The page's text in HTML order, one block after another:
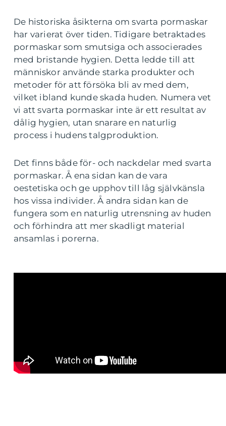
De historiska åsikterna om svarta pormaskar
har varierat över tiden. Tidigare betraktades
pormaskar som smutsiga och associerades
med bristande hygien. Detta ledde till att
människor använde starka produkter och
metoder för att försöka bli av med dem,
vilket ibland kunde skada huden. Numera vet
vi att svarta pormaskar inte är ett resultat av
dålig hygien, utan snarare en naturlig
process i hudens talgproduktion.
Det finns både för- och nackdelar med svarta
pormaskar. Å ena sidan kan de vara
oestetiska och ge upphov till låg självkänsla
hos vissa individer. Å andra sidan kan de
fungera som en naturlig utrensning av huden
och förhindra att mer skadligt material
ansamlas i porerna.